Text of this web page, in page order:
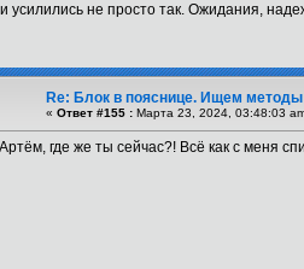
усилились не просто так. Ожидания,
Re: Блок в пояснице. Ищем методы
« Ответ #155 : Марта 23, 2024, 03:48:03
где же ты сейчас?! Всё как с меня